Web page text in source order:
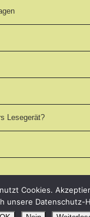
Lesegerät?
als EPUB,
Cookies.
unsere Datenschutz-